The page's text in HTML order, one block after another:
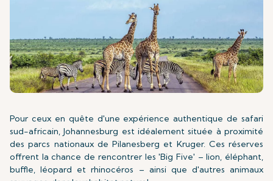
Pour ceux en quête d'une expérience authentique de safari
sud-africain, Johannesburg est idéalement située à proximité
des parcs nationaux de Pilanesberg et Kruger. Ces réserves
offrent la chance de rencontrer les 'Big Five' – lion, éléphant,
buffle, léopard et rhinocéros – ainsi que d'autres animaux